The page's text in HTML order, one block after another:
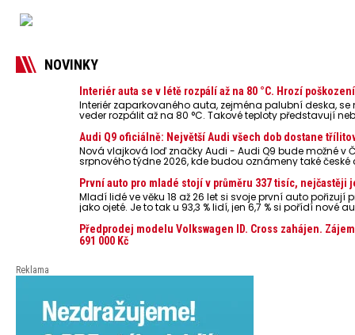
NOVINKY
Interiér auta se v létě rozpálí až na 80 °C. Hrozí
Interiér zaparkovaného auta, zejména palubní deska,
veder rozpálit až na 80 °C. Takové teploty představují
případech i zvýšit riziko požáru.
Audi Q9 oficiálně: Největší Audi všech dob dostane
Nová vlajková loď značky Audi - Audi Q9 bude možné v
srpnového týdne 2026, kde budou oznámeny také české
První auto pro mladé stojí v průměru 337 tisíc, nejčastěji
Mladí lidé ve věku 18 až 26 let si svoje první auto
jako ojeté. Je to tak u 93,3 % lidí, jen 6,7 % si pořídí nové
dat Leasingu České spořitelny za posledních 10 let
Předprodej modelu Volkswagen ID. Cross zahájen.
691 000 Kč
Reklama